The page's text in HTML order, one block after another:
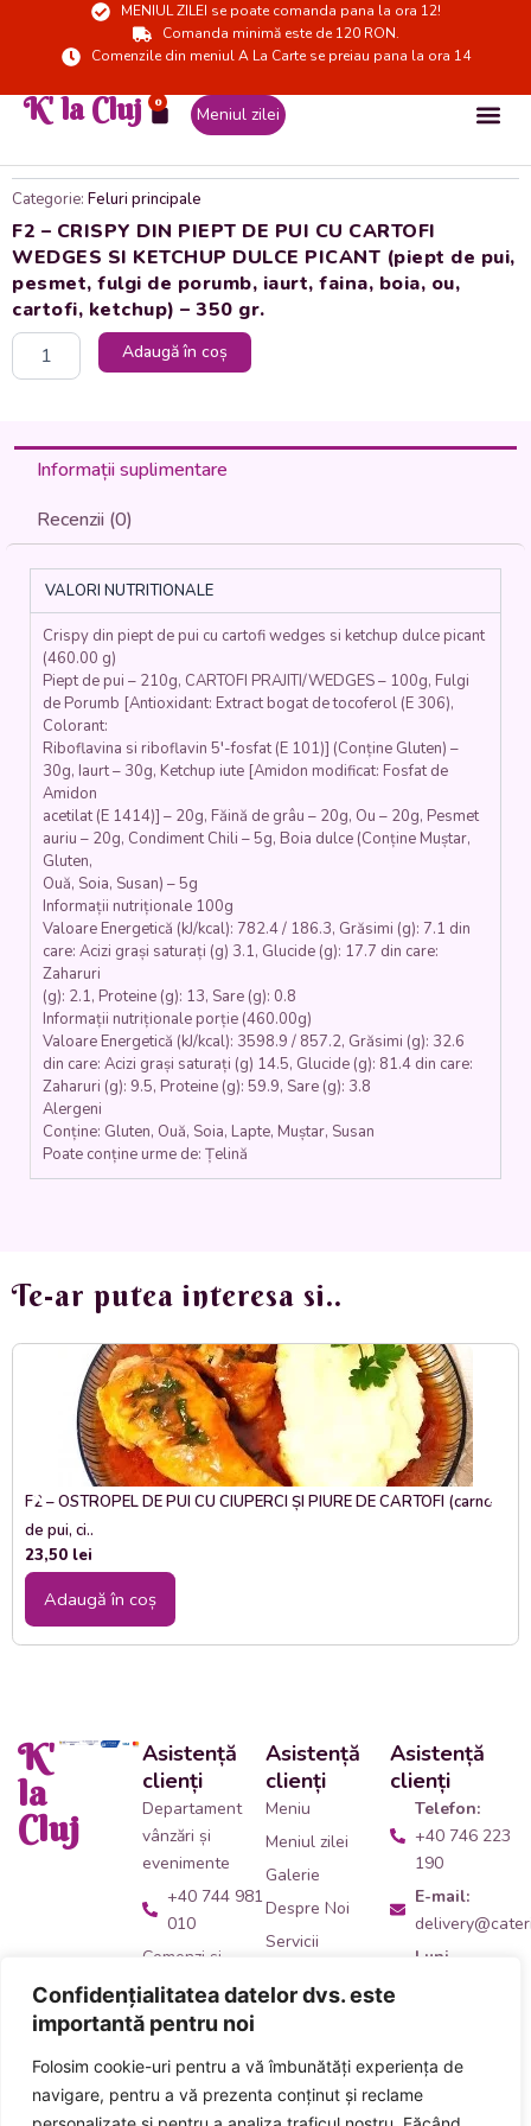
Confidențialitatea datelor dvs. este
importantă pentru noi
Folosim cookie-uri pentru a vă îmbunătăți experiența de
navigare, pentru a vă prezenta conținut și reclame
MENIUL ZILEI se poate comanda pana la ora 12!
Comanda minimă este de 120 RON.
Comenzile din meniul A La Carte se preiau pana la ora 14
K' la Cluj 0
Cart Meniul zilei
Categorie: Feluri principale
F2 – CRISPY DIN PIEPT DE PUI CU CARTOFI
WEDGES SI KETCHUP DULCE PICANT (piept de pui,
pesmet, fulgi de porumb, iaurt, faina, boia, ou,
cartofi, ketchup) – 350 gr.
Cantitate
PIEPT
WEDGES
KETCHUP
DULCE
PICANT
(piept
pesmet,
fulgi
porumb,
iaurt,
faina,
boia,
cartofi,
ketchup)
Adaugă în coș
Informații suplimentare
Recenzii (0)
VALORI NUTRITIONALE
Crispy din piept de pui cu cartofi wedges si ketchup dulce picant
(460.00 g)
Piept de pui – 210g, CARTOFI PRAJITI/WEDGES – 100g, Fulgi
de Porumb [Antioxidant: Extract bogat de tocoferol (E 306),
Colorant:
Riboflavina si riboflavin 5′-fosfat (E 101)] (Conține Gluten) –
30g, Iaurt – 30g, Ketchup iute [Amidon modificat: Fosfat de
Amidon
acetilat (E 1414)] – 20g, Făină de grâu – 20g, Ou – 20g, Pesmet
auriu – 20g, Condiment Chili – 5g, Boia dulce (Conține Muștar,
Gluten,
Ouă, Soia, Susan) – 5g
Informații nutriționale 100g
Valoare Energetică (kJ/kcal): 782.4 / 186.3, Grăsimi (g): 7.1 din
care: Acizi grași saturați (g) 3.1, Glucide (g): 17.7 din care:
Zaharuri
(g): 2.1, Proteine (g): 13, Sare (g): 0.8
Informații nutriționale porție (460.00g)
Valoare Energetică (kJ/kcal): 3598.9 / 857.2, Grăsimi (g): 32.6
din care: Acizi grași saturați (g) 14.5, Glucide (g): 81.4 din care:
Zaharuri (g): 9.5, Proteine (g): 59.9, Sare (g): 3.8
Alergeni
Conține: Gluten, Ouă, Soia, Lapte, Muștar, Susan
Poate conține urme de: Țelină
Te-ar putea interesa si..
F2 – OSTROPEL DE PUI CU CIUPERCI ȘI PIURE DE CARTOFI (carne
de pui, ci..
23,50 lei
Adaugă în coș
K'
la
Cluj
Asistență
clienți
Departament
vânzări și
evenimente
+40 744 981
010
Comenzi și
livrări catering
+40 746 223
Acceptăm plata
numerar și card
Asistență
clienți
Meniu
Meniul zilei
Galerie
Despre Noi
Servicii
Asistență
clienți
Telefon:
+40 746 223
190
E-mail:
Luni -
Adresă:
găsești